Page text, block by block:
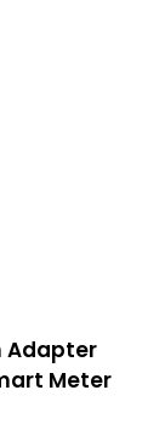
Adapter
Meter